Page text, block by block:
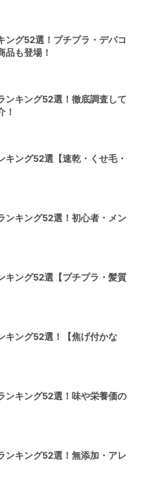
ング52選！プチプラ・デパコ
品も登場！
ンキング52選！徹底調査して
！
キング52選【速乾・くせ毛・
ンキング52選！初心者・メン
キング52選【プチプラ・髪質
キング52選！【焦げ付かな
ンキング52選！味や栄養価の
ンキング52選！無添加・アレ